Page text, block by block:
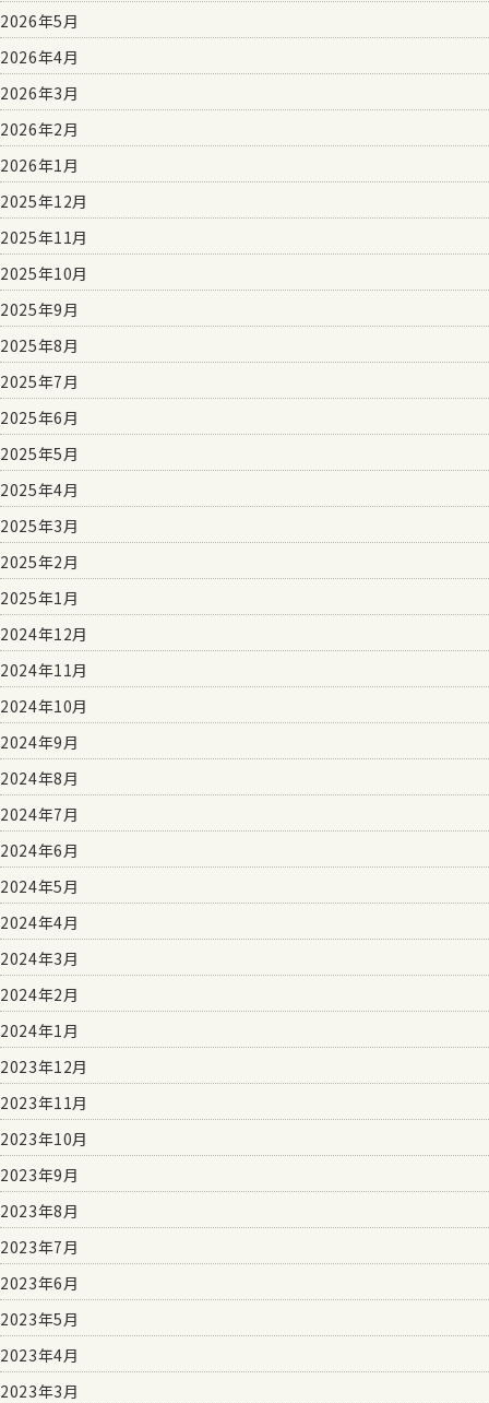
2026年5月
2026年4月
2026年3月
2026年2月
2026年1月
2025年12月
2025年11月
2025年10月
2025年9月
2025年8月
2025年7月
2025年6月
2025年5月
2025年4月
2025年3月
2025年2月
2025年1月
2024年12月
2024年11月
2024年10月
2024年9月
2024年8月
2024年7月
2024年6月
2024年5月
2024年4月
2024年3月
2024年2月
2024年1月
2023年12月
2023年11月
2023年10月
2023年9月
2023年8月
2023年7月
2023年6月
2023年5月
2023年4月
2023年3月